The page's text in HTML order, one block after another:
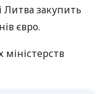
Литва закупить
євро.
міністерств